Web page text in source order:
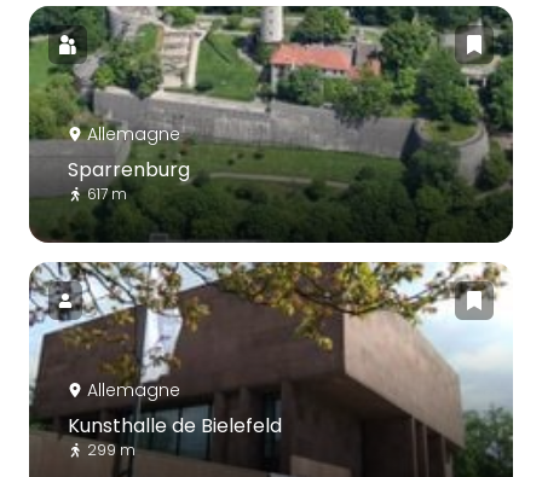
Allemagne
Sparrenburg
617 m
Allemagne
Kunsthalle de Bielefeld
299 m